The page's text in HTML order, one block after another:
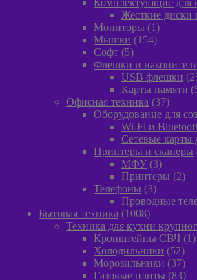
Комплектующие для
Жесткие диски
Мониторы 11
товар
Мышки 154154
Софт 55
товаров
Флешки и
USB флешки
Карты памяти
Офисная техника 3737
Оборудование для
Wi-Fi и
Сетевые карты
Принтеры и сканеры
МФУ 33
товара
Принтеры 22
Телефоны 33
товара
Проводные
Бытовая техника 10081008
товаров
Техника для кухни
Кронштейны СВЧ 11
Холодильники 5252
Морозильники 3737
Газовые плиты 8383